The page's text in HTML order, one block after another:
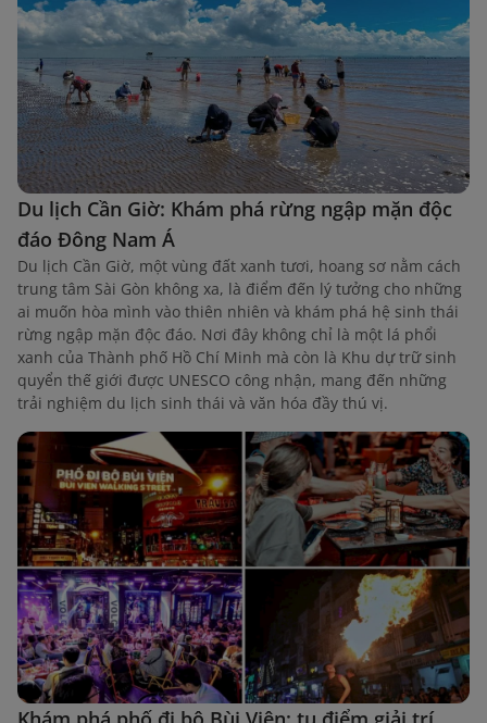
Du lịch Cần Giờ: Khám phá rừng ngập mặn độc
đáo Đông Nam Á
Du lịch Cần Giờ, một vùng đất xanh tươi, hoang sơ nằm cách
trung tâm Sài Gòn không xa, là điểm đến lý tưởng cho những
ai muốn hòa mình vào thiên nhiên và khám phá hệ sinh thái
rừng ngập mặn độc đáo. Nơi đây không chỉ là một lá phổi
xanh của Thành phố Hồ Chí Minh mà còn là Khu dự trữ sinh
quyển thế giới được UNESCO công nhận, mang đến những
trải nghiệm du lịch sinh thái và văn hóa đầy thú vị.